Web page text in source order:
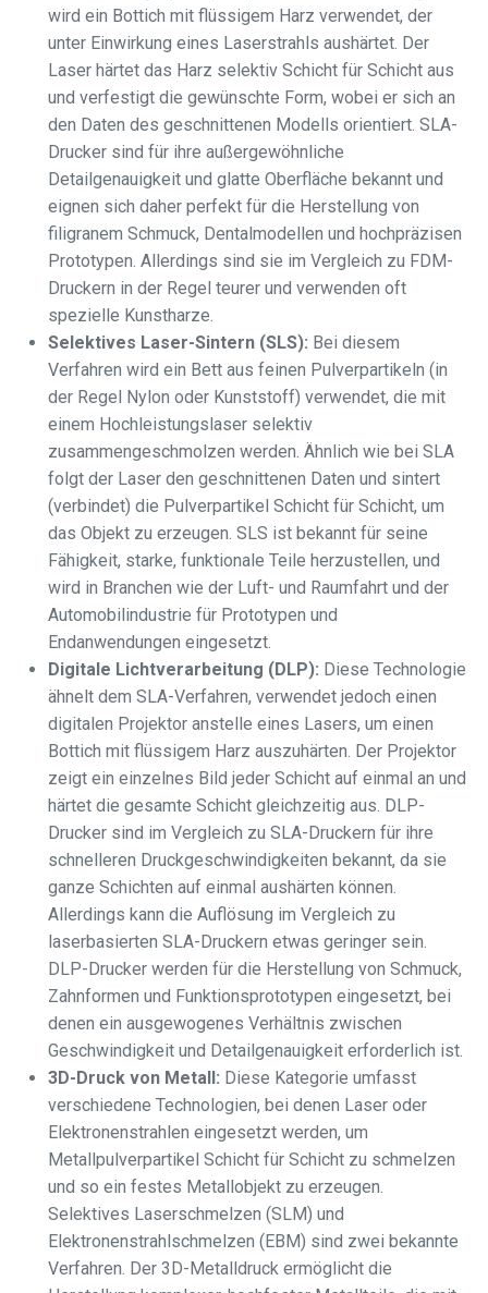
wird ein Bottich mit flüssigem Harz verwendet, der
unter Einwirkung eines Laserstrahls aushärtet. Der
Laser härtet das Harz selektiv Schicht für Schicht aus
und verfestigt die gewünschte Form, wobei er sich an
den Daten des geschnittenen Modells orientiert. SLA-
Drucker sind für ihre außergewöhnliche
Detailgenauigkeit und glatte Oberfläche bekannt und
eignen sich daher perfekt für die Herstellung von
filigranem Schmuck, Dentalmodellen und hochpräzisen
Prototypen. Allerdings sind sie im Vergleich zu FDM-
Druckern in der Regel teurer und verwenden oft
spezielle Kunstharze.
Selektives Laser-Sintern (SLS): Bei diesem
Verfahren wird ein Bett aus feinen Pulverpartikeln (in
der Regel Nylon oder Kunststoff) verwendet, die mit
einem Hochleistungslaser selektiv
zusammengeschmolzen werden. Ähnlich wie bei SLA
folgt der Laser den geschnittenen Daten und sintert
(verbindet) die Pulverpartikel Schicht für Schicht, um
das Objekt zu erzeugen. SLS ist bekannt für seine
Fähigkeit, starke, funktionale Teile herzustellen, und
wird in Branchen wie der Luft- und Raumfahrt und der
Automobilindustrie für Prototypen und
Endanwendungen eingesetzt.
Digitale Lichtverarbeitung (DLP): Diese Technologie
ähnelt dem SLA-Verfahren, verwendet jedoch einen
digitalen Projektor anstelle eines Lasers, um einen
Bottich mit flüssigem Harz auszuhärten. Der Projektor
zeigt ein einzelnes Bild jeder Schicht auf einmal an und
härtet die gesamte Schicht gleichzeitig aus. DLP-
Drucker sind im Vergleich zu SLA-Druckern für ihre
schnelleren Druckgeschwindigkeiten bekannt, da sie
ganze Schichten auf einmal aushärten können.
Allerdings kann die Auflösung im Vergleich zu
laserbasierten SLA-Druckern etwas geringer sein.
DLP-Drucker werden für die Herstellung von Schmuck,
Zahnformen und Funktionsprototypen eingesetzt, bei
denen ein ausgewogenes Verhältnis zwischen
Geschwindigkeit und Detailgenauigkeit erforderlich ist.
3D-Druck von Metall: Diese Kategorie umfasst
verschiedene Technologien, bei denen Laser oder
Elektronenstrahlen eingesetzt werden, um
Metallpulverpartikel Schicht für Schicht zu schmelzen
und so ein festes Metallobjekt zu erzeugen.
Selektives Laserschmelzen (SLM) und
Elektronenstrahlschmelzen (EBM) sind zwei bekannte
Verfahren. Der 3D-Metalldruck ermöglicht die